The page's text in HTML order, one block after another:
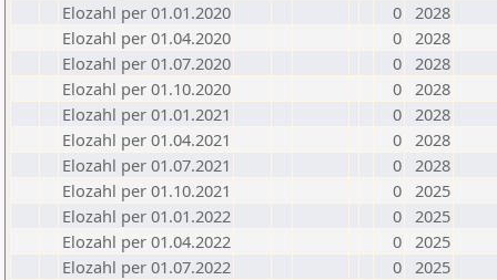
Elozahl per 01.01.2020
0 2028
Elozahl per 01.04.2020
0 2028
Elozahl per 01.07.2020
0 2028
Elozahl per 01.10.2020
0 2028
Elozahl per 01.01.2021
0 2028
Elozahl per 01.04.2021
0 2028
Elozahl per 01.07.2021
0 2028
Elozahl per 01.10.2021
0 2025
Elozahl per 01.01.2022
0 2025
Elozahl per 01.04.2022
0 2025
Elozahl per 01.07.2022
0 2025